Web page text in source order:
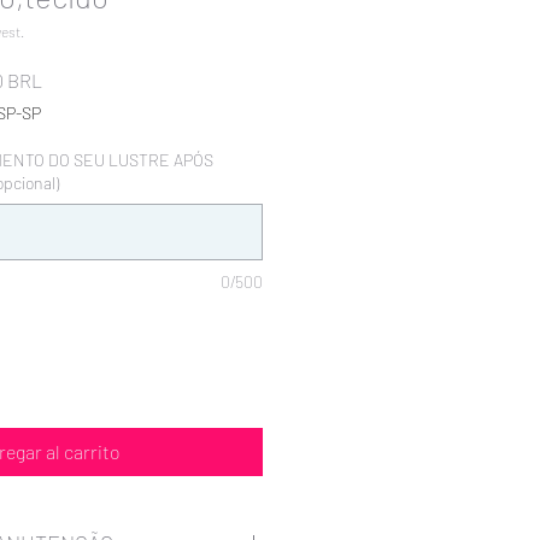
SP
DO SEU LUSTRE APÓS
0/500
al carrito